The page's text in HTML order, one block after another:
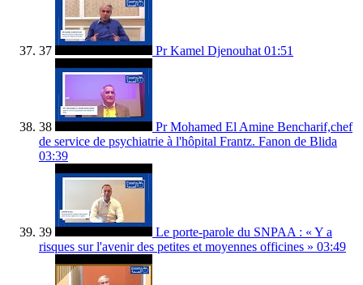
37 Pr Kamel Djenouhat 01:51
38
Pr Mohamed El Amine Bencharif,chef
de service de psychiatrie à l'hôpital Frantz. Fanon de Blida
03:39
39
Le porte-parole du SNPAA : « Y a
risques sur l'avenir des petites et moyennes officines » 03:49